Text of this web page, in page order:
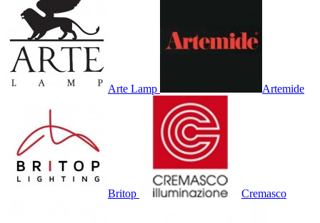
Arte Lamp Artemide
Britop Cremasco